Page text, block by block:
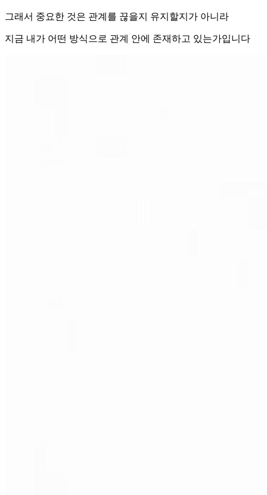
그래서 중요한 것은 관계를 끊을지 유지할지가 아니라
지금 내가 어떤 방식으로 관계 안에 존재하고 있는가입니다